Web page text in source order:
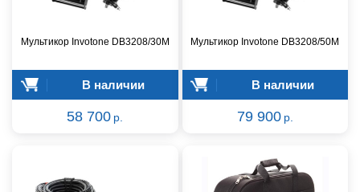
Мультикор Invotone DB3208/30M
В наличии
58 700 р.
Мультикор Invotone DB3208/50M
В наличии
79 900 р.